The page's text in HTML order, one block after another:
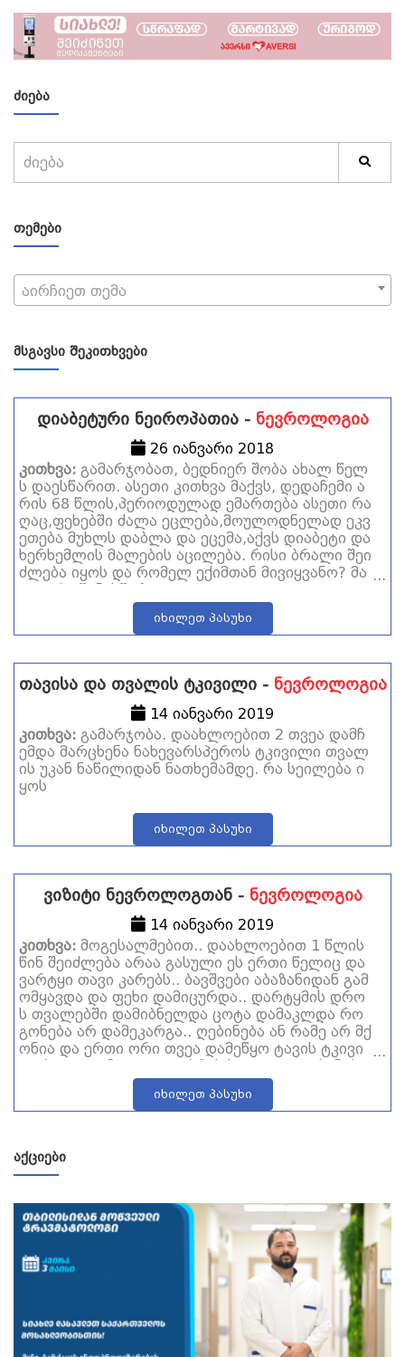
ᲫᲘᲔᲑᲐ
ᲗᲔᲛᲔᲑᲘ
აირჩიეთ თემა
ᲛᲡᲒᲐᲕᲡᲘ ᲨᲔᲙᲘᲗᲮᲕᲔᲑᲘ
დიაბეტური ნეიროპათია - ნევროლოგია
26 იანვარი 2018
კითხვა: გამარჯობათ, ბედნიერ შობა ახალ წელ
ს დაესწარით. ასეთი კითხვა მაქვს, დედაჩემი ა
რის 68 წლის,პერიოდულად ემართება ასეთი რა
ღაც,ფეხებში ძალა ეცლება,მოულოდნელად ეკვ
ეთება მუხლს დაბლა და ეცემა,აქვს დიაბეტი და
ხერხემლის მალების აცილება. რისი ბრალი შეი
ძლება იყოს და რომელ ექიმთან მივიყვანო? მა
დლობა წინასწარ
იხილეთ პასუხი
თავისა და თვალის ტკივილი - ნევროლოგია
14 იანვარი 2019
კითხვა: გამარჯობა. დაახლოებით 2 თვეა დამჩ
ემდა მარცხენა ნახევარსპეროს ტკივილი თვალ
ის უკან ნაწილიდან ნათხემამდე. რა სეილება ი
ყოს
იხილეთ პასუხი
ვიზიტი ნევროლოგთან - ნევროლოგია
14 იანვარი 2019
კითხვა: მოგესალმებით.. დაახლოებით 1 წლის
წინ შეიძლება არაა გასული ეს ერთი წელიც და
ვარტყი თავი კარებს.. ბავშვები აბაზანიდან გამ
ომყავდა და ფეხი დამიცურდა.. დარტყმის დრო
ს თვალებში დამიბნელდა ცოტა დამაკლდა რო
გონება არ დამეკარგა.. ღებინება ან რამე არ მქ
ონია და ერთი ორი თვეა დამეწყო ტავის ტკივი
ლები ცოტა მეტიც თავ ბრუს ხვევა და ღებინები
ს შეგრძნება.. მოძრაობის დროს თავის ტკივილ
ი ან რო ვცეკვავ ისეთი შეგრძნება მაქ თითქოს
გამოლაყებული მაქვს და ძალიან მეშინია..
იხილეთ პასუხი
ᲐᲥᲪᲘᲔᲑᲘ